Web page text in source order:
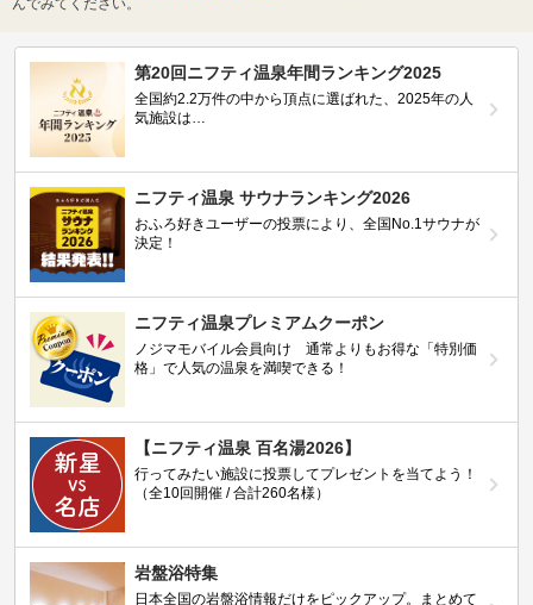
第20回ニフティ温泉年間ランキング2025
全国約2.2万件の中から頂点に選ばれた、2025年の人
気施設は…
ニフティ温泉 サウナランキング2026
おふろ好きユーザーの投票により、全国No.1サウナが
決定！
ニフティ温泉プレミアムクーポン
ノジマモバイル会員向け 通常よりもお得な「特別価
格」で人気の温泉を満喫できる！
【ニフティ温泉 百名湯2026】
行ってみたい施設に投票してプレゼントを当てよう！
（全10回開催 / 合計260名様）
岩盤浴特集
日本全国の岩盤浴情報だけをピックアップ。まとめて